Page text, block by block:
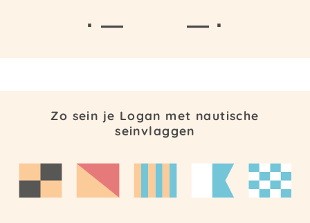
· —
— ·
Zo sein je Logan met nautische
seinvlaggen